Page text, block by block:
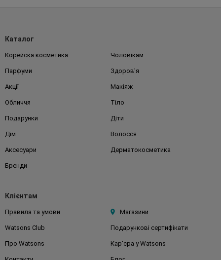
Каталог
Корейска косметика Чоловікам
Парфуми Здоров'я
Акції Макіяж
Обличчя Тіло
Подарунки Діти
Дім Волосся
Аксесуари Дерматокосметика
Бренди
Клієнтам
Правила та умови Магазини
Watsons Club Подарункові сертифікати
Про Watsons Кар'єра у Watsons